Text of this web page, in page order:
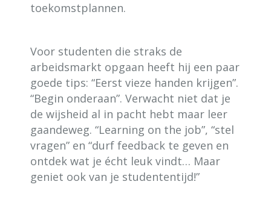
toekomstplannen.
Voor studenten die straks de
arbeidsmarkt opgaan heeft hij een paar
goede tips: “Eerst vieze handen krijgen”.
“Begin onderaan”. Verwacht niet dat je
de wijsheid al in pacht hebt maar leer
gaandeweg. “Learning on the job”, “stel
vragen” en “durf feedback te geven en
ontdek wat je écht leuk vindt… Maar
geniet ook van je studententijd!”